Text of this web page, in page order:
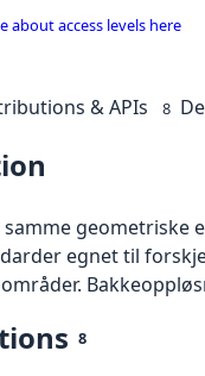
about access levels here
& APIs 8
geometriske
egnet til
8